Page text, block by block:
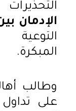
الإدمان
التوعية
المبكرة.
وطالب
على